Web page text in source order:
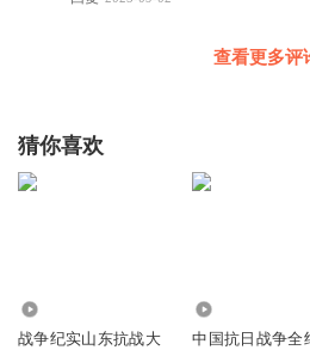
查看更多评
猜你喜欢
战争纪实山东抗战大
中国抗日战争全